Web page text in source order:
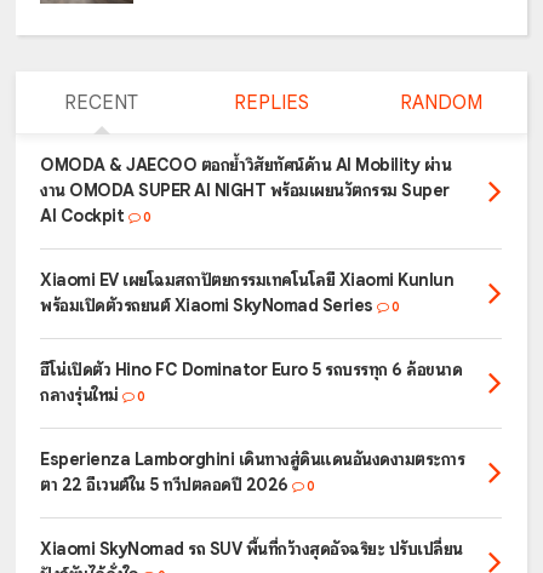
RECENT REPLIES RANDOM
OMODA & JAECOO ตอกย้ำวิสัยทัศน์ด้าน AI Mobility ผ่าน
งาน OMODA SUPER AI NIGHT พร้อมเผยนวัตกรรม Super
AI Cockpit
0
Xiaomi EV เผยโฉมสถาปัตยกรรมเทคโนโลยี Xiaomi Kunlun
พร้อมเปิดตัวรถยนต์ Xiaomi SkyNomad Series
0
ฮีโน่เปิดตัว Hino FC Dominator Euro 5 รถบรรทุก 6 ล้อขนาด
กลางรุ่นใหม่
0
Esperienza Lamborghini เดินทางสู่ดินแดนอันงดงามตระการ
ตา 22 อีเวนต์ใน 5 ทวีปตลอดปี 2026
0
Xiaomi SkyNomad รถ SUV พื้นที่กว้างสุดอัจฉริยะ ปรับเปลี่ยน